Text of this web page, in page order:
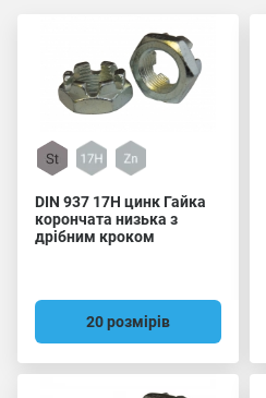
DIN 937 17H цинк Гайка
корончата низька з
дрібним кроком
20 розмірів